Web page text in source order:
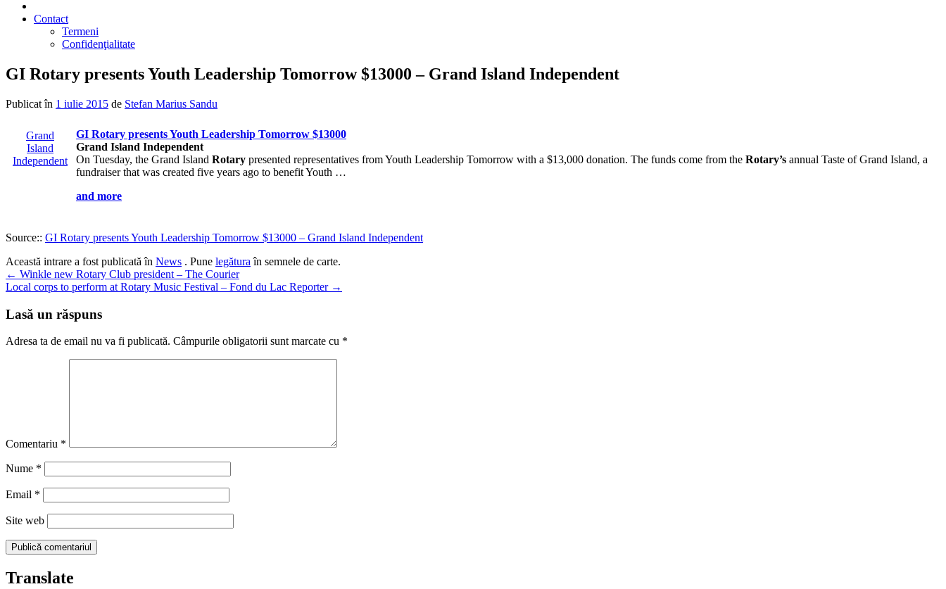
Contact
Termeni
Confidenţialitate
GI Rotary presents Youth Leadership Tomorrow $13000 – Grand Island Independent
Publicat în 1 iulie 2015 de Stefan Marius Sandu
Grand
Island
Independent
GI Rotary presents Youth Leadership Tomorrow $13000
Grand Island Independent
On Tuesday, the Grand Island Rotary presented representatives from Youth Leadership Tomorrow with a $13,000 donation. The funds come from the Rotary’s annual Taste of Grand Island, a
fundraiser that was created five years ago to benefit Youth …
and more
Source:: GI Rotary presents Youth Leadership Tomorrow $13000 – Grand Island Independent
Această intrare a fost publicată în News . Pune legătura în semnele de carte.
Navigare
în
articole
← Winkle new Rotary Club president – The Courier
Local corps to perform at Rotary Music Festival – Fond du Lac Reporter →
Lasă un răspuns
Adresa ta de email nu va fi publicată. Câmpurile obligatorii sunt marcate cu *
Comentariu *
Nume *
Email *
Site web
Translate